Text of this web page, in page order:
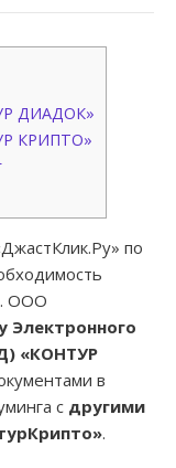
ДИАДОК»
КРИПТО»
по
ООО
Электронного
«КОНТУР
в
с другими
.